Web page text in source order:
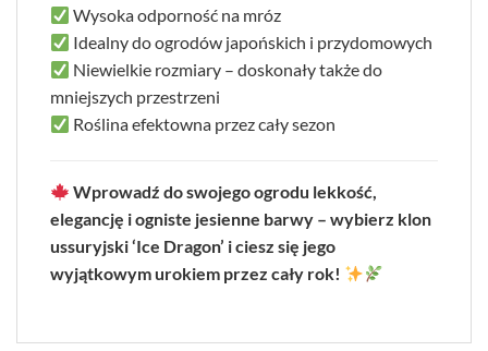
Wysoka odporność na mróz
Idealny do ogrodów japońskich i przydomowych
Niewielkie rozmiary – doskonały także do
mniejszych przestrzeni
Roślina efektowna przez cały sezon
Wprowadź do swojego ogrodu lekkość,
elegancję i ogniste jesienne barwy – wybierz klon
ussuryjski ‘Ice Dragon’ i ciesz się jego
wyjątkowym urokiem przez cały rok!